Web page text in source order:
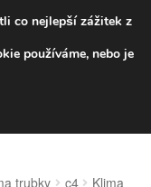
Kč
494 494
trubky c4
Klima
co nejlepší zážitek z
používáme, nebo je